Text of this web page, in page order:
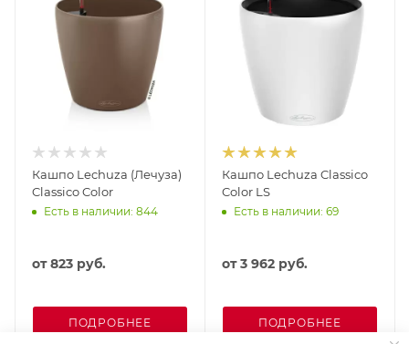
Кашпо Lechuza (Лечуза)
Classico Color
Есть в наличии: 844
от823 руб.
ПОДРОБНЕЕ
Кашпо Lechuza Classico
Color LS
Есть в наличии: 69
от3 962 руб.
ПОДРОБНЕЕ